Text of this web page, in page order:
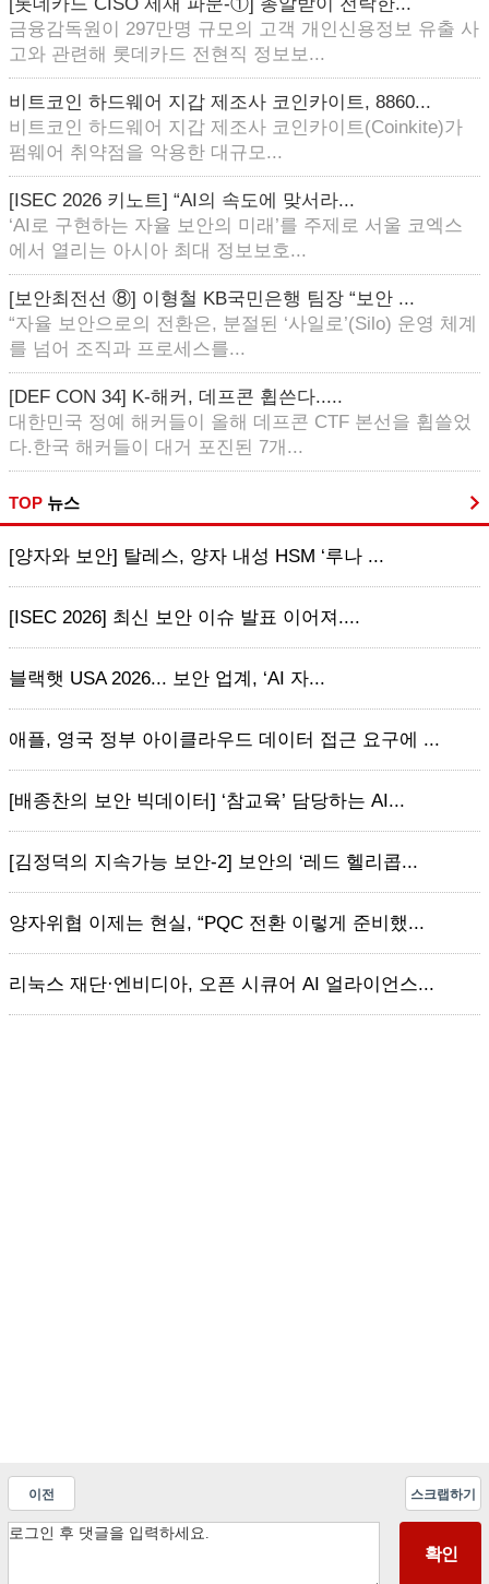
금융감독원이 297만명 규모의 고객 개인신용정보 유출 사
고와 관련해 롯데카드 전현직 정보보...
비트코인 하드웨어 지갑 제조사 코인카이트, 8860...
비트코인 하드웨어 지갑 제조사 코인카이트(Coinkite)가
펌웨어 취약점을 악용한 대규모...
[ISEC 2026 키노트] “AI의 속도에 맞서라...
‘AI로 구현하는 자율 보안의 미래’를 주제로 서울 코엑스
에서 열리는 아시아 최대 정보보호...
[보안최전선 ⑧] 이형철 KB국민은행 팀장 “보안 ...
“자율 보안으로의 전환은, 분절된 ‘사일로’(Silo) 운영 체계
를 넘어 조직과 프로세스를...
[DEF CON 34] K-해커, 데프콘 휩쓴다.....
대한민국 정예 해커들이 올해 데프콘 CTF 본선을 휩쓸었
다.한국 해커들이 대거 포진된 7개...
TOP 뉴스
[양자와 보안] 탈레스, 양자 내성 HSM ‘루나 ...
[ISEC 2026] 최신 보안 이슈 발표 이어져....
블랙햇 USA 2026... 보안 업계, ‘AI 자...
애플, 영국 정부 아이클라우드 데이터 접근 요구에 ...
[배종찬의 보안 빅데이터] ‘참교육’ 담당하는 AI...
[김정덕의 지속가능 보안-2] 보안의 ‘레드 헬리콥...
양자위협 이제는 현실, “PQC 전환 이렇게 준비했...
리눅스 재단·엔비디아, 오픈 시큐어 AI 얼라이언스...
이전 스크랩하기